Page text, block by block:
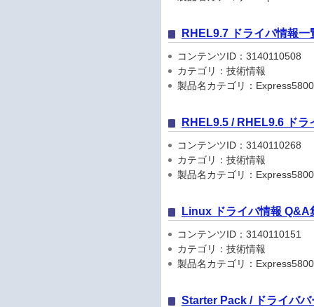
RHEL9.7 ドライバ情報一
コンテンツID：3140110508
カテゴリ：技術情報
製品名カテゴリ：
RHEL9.5 / RHEL9.6 ドラ
コンテンツID：3140110268
カテゴリ：技術情報
製品名カテゴリ：
Linux ドライバ情報 Q&A
コンテンツID：3140110151
カテゴリ：技術情報
製品名カテゴリ：
Starter Pack / ドライババ